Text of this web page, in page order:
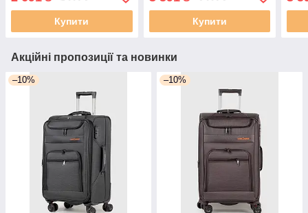
Купити Купити
Акційні пропозиції та новинки
–10% –10%